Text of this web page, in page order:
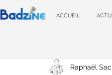
ACCUEIL
Raphaël